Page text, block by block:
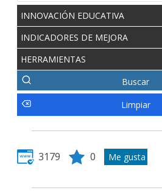
INNOVACIÓN EDUCATIVA
INDICADORES DE MEJORA
HERRAMIENTAS
3179 0